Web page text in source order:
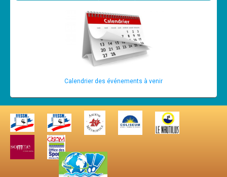
Calendrier des événements à venir